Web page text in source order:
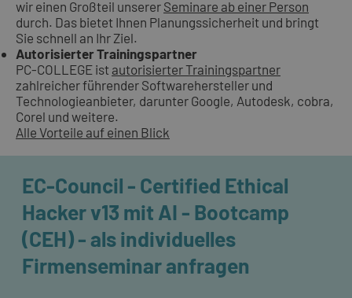
wir einen Großteil unserer Seminare ab einer Person
durch. Das bietet Ihnen Planungssicherheit und bringt
Sie schnell an Ihr Ziel.
Autorisierter Trainingspartner
PC-COLLEGE ist autorisierter Trainingspartner
zahlreicher führender Softwarehersteller und
Technologieanbieter, darunter Google, Autodesk, cobra,
Corel und weitere.
Alle Vorteile auf einen Blick
EC-Council - Certified Ethical
Hacker v13 mit AI - Bootcamp
(CEH) - als individuelles
Firmenseminar anfragen